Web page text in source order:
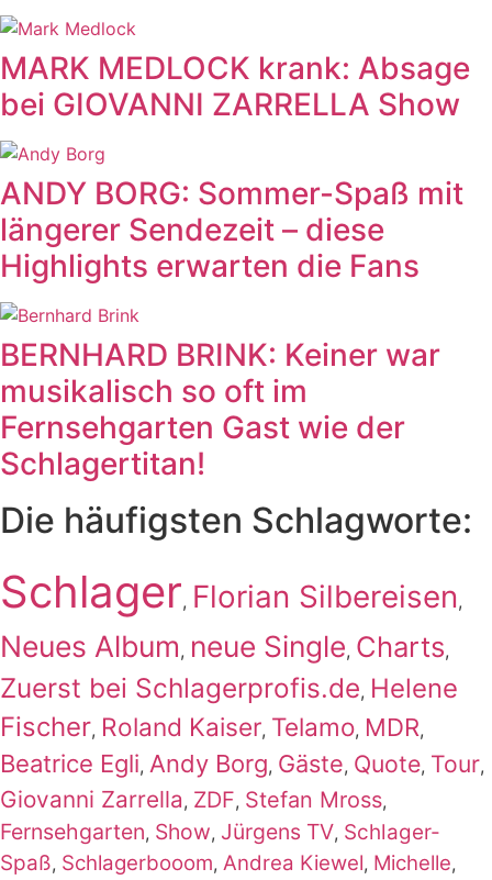
MARK MEDLOCK krank: Absage
bei GIOVANNI ZARRELLA Show
ANDY BORG: Sommer-Spaß mit
längerer Sendezeit – diese
Highlights erwarten die Fans
BERNHARD BRINK: Keiner war
musikalisch so oft im
Fernsehgarten Gast wie der
Schlagertitan!
Die häufigsten Schlagworte:
Schlager, Florian Silbereisen,
Neues Album, neue Single, Charts,
Zuerst bei Schlagerprofis.de, Helene
Fischer, Roland Kaiser, Telamo, MDR,
Beatrice Egli, Andy Borg, Gäste, Quote, Tour,
Giovanni Zarrella, ZDF, Stefan Mross,
Fernsehgarten, Show, Jürgens TV, Schlager-
Spaß, Schlagerbooom, Andrea Kiewel, Michelle,